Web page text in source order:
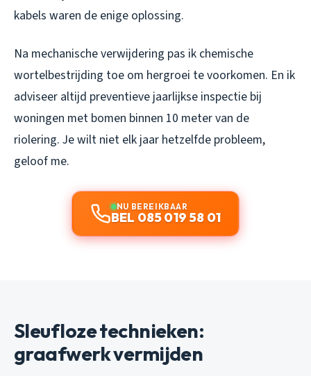
kabels waren de enige oplossing.
Na mechanische verwijdering pas ik chemische
wortelbestrijding toe om hergroei te voorkomen. En ik
adviseer altijd preventieve jaarlijkse inspectie bij
woningen met bomen binnen 10 meter van de
riolering. Je wilt niet elk jaar hetzelfde probleem,
geloof me.
NU BEREIKBAAR
BEL 085 019 58 01
Sleufloze technieken:
graafwerk vermijden